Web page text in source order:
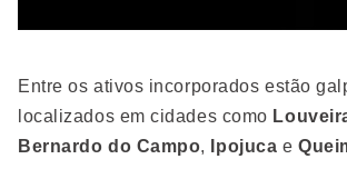
Entre os ativos incorporados estão
localizados em cidades como
Bernardo do Campo, Ipojuca e